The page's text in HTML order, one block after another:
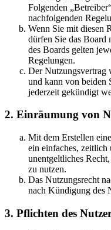
Folgenden
nachfolgenden
Wenn Sie mit diesen
dürfen Sie das Board
des Boards gelten
Regelungen.
Der Nutzungsvertrag
und kann von beiden
jederzeit gekündigt
2. Einräumung von
Mit dem Erstellen
ein einfaches, zeitlich
unentgeltliches
zu nutzen.
Das Nutzungsrecht
nach Kündigung des
3. Pflichten des